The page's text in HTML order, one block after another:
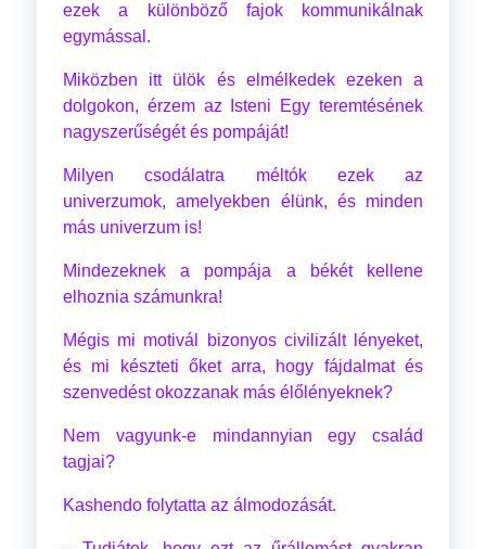
ezek a különböző fajok kommunikálnak
egymással.
Miközben itt ülök és elmélkedek ezeken a
dolgokon, érzem az Isteni Egy teremtésének
nagyszerűségét és pompáját!
Milyen csodálatra méltók ezek az
univerzumok, amelyekben élünk, és minden
más univerzum is!
Mindezeknek a pompája a békét kellene
elhoznia számunkra!
Mégis mi motivál bizonyos civilizált lényeket,
és mi készteti őket arra, hogy fájdalmat és
szenvedést okozzanak más élőlényeknek?
Nem vagyunk-e mindannyian egy család
tagjai?
Kashendo folytatta az álmodozását.